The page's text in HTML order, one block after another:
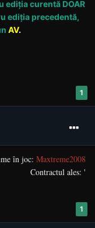
curentă DOAR
ediția precedentă,
AV.
1
în joc: Maxtreme2008
Contractul ales: '
1